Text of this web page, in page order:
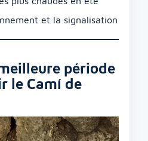
et la signalisation
période
le Camí de